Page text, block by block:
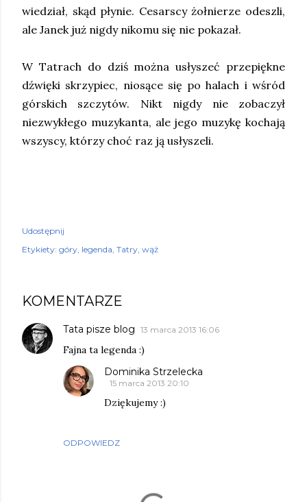
wiedział, skąd płynie. Cesarscy żołnierze odeszli,
ale Janek już nigdy nikomu się nie pokazał.
W Tatrach do dziś można usłyszeć przepiękne
dźwięki skrzypiec, niosące się po halach i wśród
górskich szczytów. Nikt nigdy nie zobaczył
niezwykłego muzykanta, ale jego muzykę kochają
wszyscy, którzy choć raz ją usłyszeli.
Udostępnij
Etykiety: góry legenda Tatry wąż
KOMENTARZE
Tata pisze blog 13 marca 2013 16:06
Fajna ta legenda :)
ODPOWIEDZ
Dominika Strzelecka
15 marca 2013 20:10
Dziękujemy :)